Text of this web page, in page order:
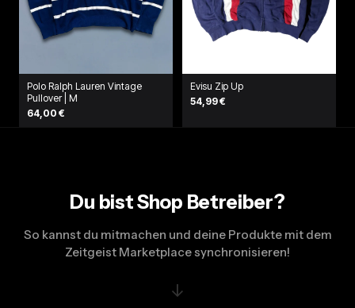
Polo Ralph Lauren Vintage
Pullover | M
64,00 €
Evisu Zip Up
54,99 €
Du bist Shop Betreiber?
So kannst du mitmachen und deine Produkte mit dem
Zeitgeist Marketplace synchronisieren!
↓